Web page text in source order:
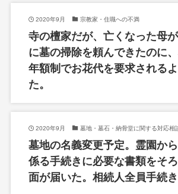
2020年9月 宗教家・住職への不満
寺の檀家だが、亡くなった母
に墓の掃除を頼んできたのに
年額制でお花代を要求される
た。
2020年9月 墓地・墓石・納骨堂に関する対応相
墓地の名義変更予定。霊園か
係る手続きに必要な書類をそ
面が届いた。相続人全員手続き